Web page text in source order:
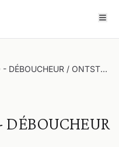
WC NET CHRONO - DÉBOUCHEUR / ONTSTOPPER
DÉBOUCHEUR